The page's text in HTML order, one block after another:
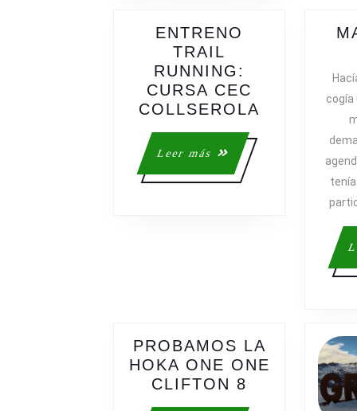
ENTRENO
TRAIL
RUNNING:
CURSA CEC
COLLSEROLA ENTRENO
RUNNING:
Leer más
Leer
más
cogía
PROBAMOS LA
HOKA ONE ONE
CLIFTON 8 PROBAMOS